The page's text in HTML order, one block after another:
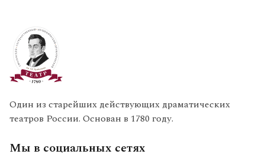
Один из старейших действующих драматических
театров России. Основан в 1780 году.
Мы в социальных сетях